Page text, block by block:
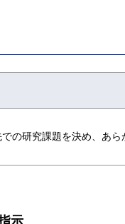
の研究課題を決め、あ